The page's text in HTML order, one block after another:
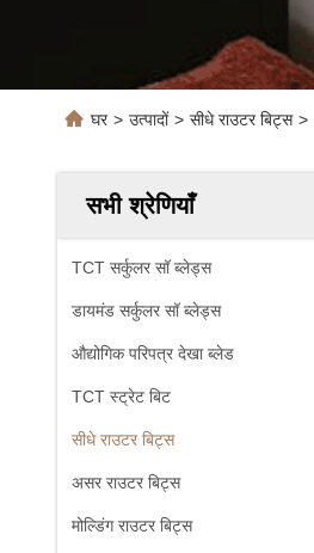
घर > उत्पादों > सीधे राउटर बिट्स >
सभी श्रेणियाँ
TCT सर्कुलर सॉ ब्लेड्स
डायमंड सर्कुलर सॉ ब्लेड्स
औद्योगिक परिपत्र देखा ब्लेड
TCT स्ट्रेट बिट
सीधे राउटर बिट्स
असर राउटर बिट्स
मोल्डिंग राउटर बिट्स